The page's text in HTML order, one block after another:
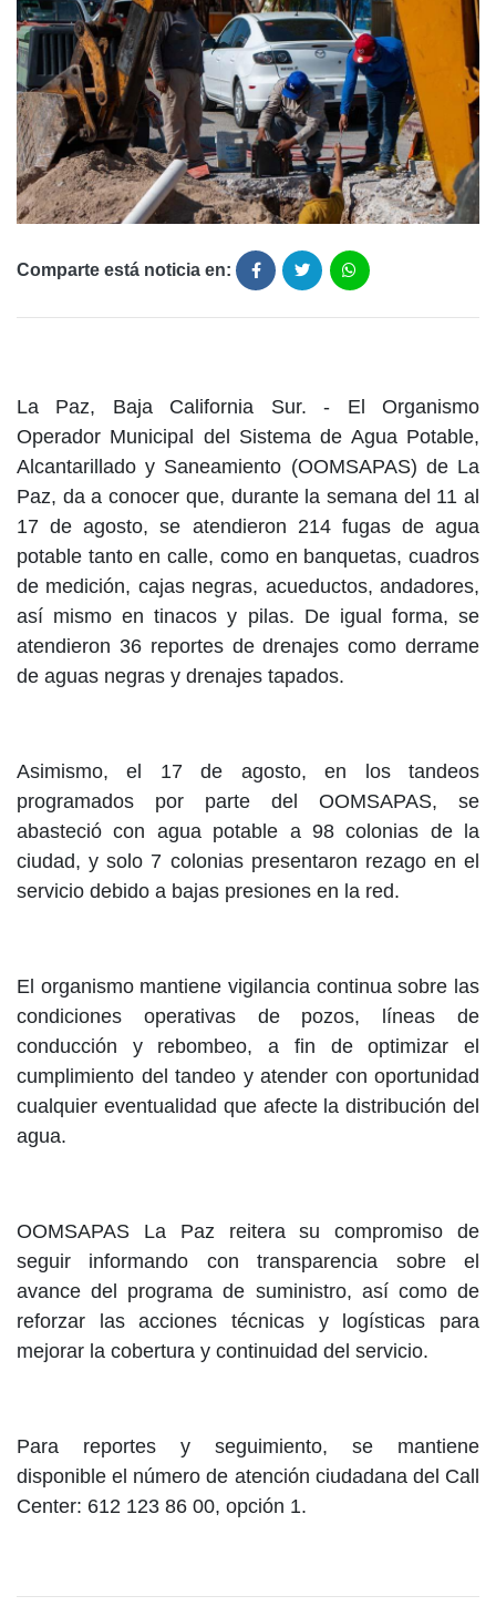
Comparte está noticia en:
La Paz, Baja California Sur. - El Organismo
Operador Municipal del Sistema de Agua Potable,
Alcantarillado y Saneamiento (OOMSAPAS) de La
Paz, da a conocer que, durante la semana del 11 al
17 de agosto, se atendieron 214 fugas de agua
potable tanto en calle, como en banquetas, cuadros
de medición, cajas negras, acueductos, andadores,
así mismo en tinacos y pilas. De igual forma, se
atendieron 36 reportes de drenajes como derrame
de aguas negras y drenajes tapados.
Asimismo, el 17 de agosto, en los tandeos
programados por parte del OOMSAPAS, se
abasteció con agua potable a 98 colonias de la
ciudad, y solo 7 colonias presentaron rezago en el
servicio debido a bajas presiones en la red.
El organismo mantiene vigilancia continua sobre las
condiciones operativas de pozos, líneas de
conducción y rebombeo, a fin de optimizar el
cumplimiento del tandeo y atender con oportunidad
cualquier eventualidad que afecte la distribución del
agua.
OOMSAPAS La Paz reitera su compromiso de
seguir informando con transparencia sobre el
avance del programa de suministro, así como de
reforzar las acciones técnicas y logísticas para
mejorar la cobertura y continuidad del servicio.
Para reportes y seguimiento, se mantiene
disponible el número de atención ciudadana del Call
Center: 612 123 86 00, opción 1.